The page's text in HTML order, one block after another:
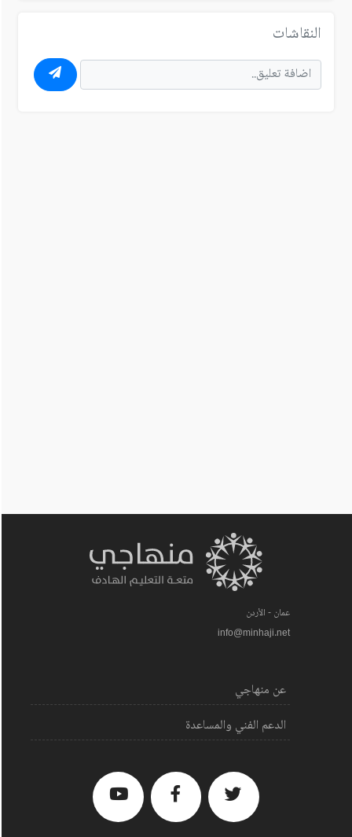
النقاشات
عمان - الأردن
info@minhaji.net
عن منهاجي
الدعم الفني والمساعدة